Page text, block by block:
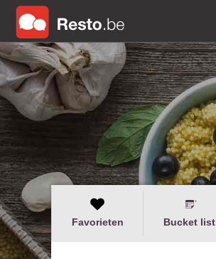
Favorieten Bucket list